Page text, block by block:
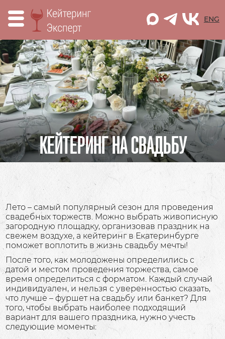
M ENG
КЕЙТЕРИНГ НА СВАДЬБУ
Лето – самый популярный сезон для проведения
свадебных торжеств. Можно выбрать живописную
загородную площадку, организовав праздник на
свежем воздухе, а кейтеринг в Екатеринбурге
поможет воплотить в жизнь свадьбу мечты!
После того, как молодожены определились с
датой и местом проведения торжества, самое
время определиться с форматом. Каждый случай
индивидуален, и нельзя с уверенностью сказать,
что лучше – фуршет на свадьбу или банкет? Для
того, чтобы выбрать наиболее подходящий
вариант для вашего праздника, нужно учесть
следующие моменты: